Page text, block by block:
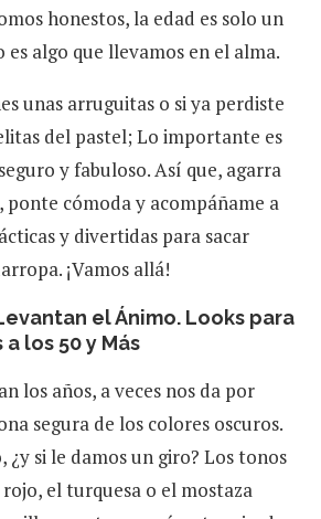
honestos, la edad es solo un
algo que llevamos en el alma.
unas arruguitas o si ya perdiste
del pastel; Lo importante es
y fabuloso. Así que, agarra
cómoda y acompáñame a
y divertidas para sacar
¡Vamos allá!
el Ánimo. Looks para
los 50 y Más
los años, a veces nos da por
segura de los colores oscuros.
¿y si le damos un giro? Los tonos
el turquesa o el mostaza